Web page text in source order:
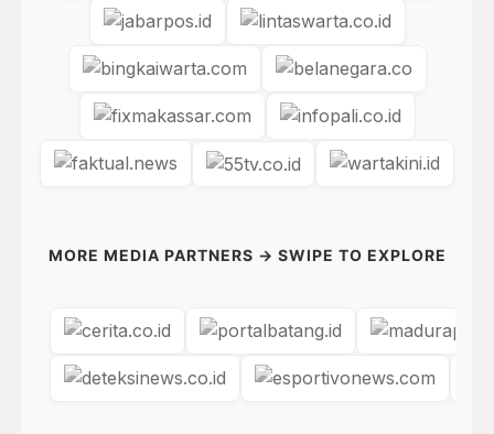
MORE MEDIA PARTNERS → SWIPE TO EXPLORE